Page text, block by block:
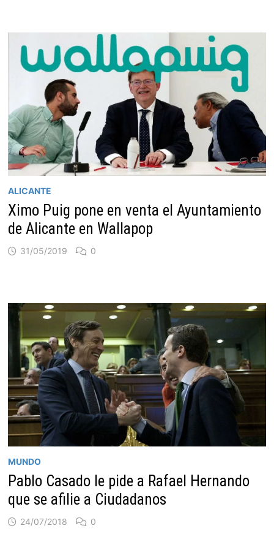
ALICANTE
Ximo Puig pone en venta el Ayuntamiento
de Alicante en Wallapop
31/05/2019 0
MUNDO
Pablo Casado le pide a Rafael Hernando
que se afilie a Ciudadanos
24/07/2018 0